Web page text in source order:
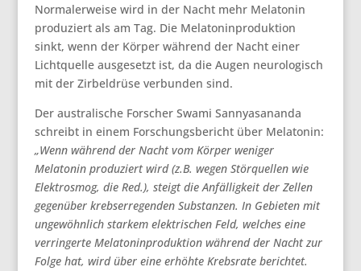
Normalerweise wird in der Nacht mehr Melatonin
produziert als am Tag. Die Melatoninproduktion
sinkt, wenn der Körper während der Nacht einer
Lichtquelle ausgesetzt ist, da die Augen neurologisch
mit der Zirbeldrüse verbunden sind.
Der australische Forscher Swami Sannyasananda
schreibt in einem Forschungsbericht über Melatonin:
„Wenn während der Nacht vom Körper weniger
Melatonin produziert wird (z.B. wegen Störquellen wie
Elektrosmog, die Red.), steigt die Anfälligkeit der Zellen
gegenüber krebserregenden Substanzen. In Gebieten mit
ungewöhnlich starkem elektrischen Feld, welches eine
verringerte Melatoninproduktion während der Nacht zur
Folge hat, wird über eine erhöhte Krebsrate berichtet.